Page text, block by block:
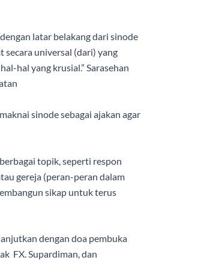
latar belakang dari sinode
secara universal (dari) yang
hal yang krusial.” Sarasehan
sinode sebagai ajakan agar
topik, seperti respon
gereja (peran-peran dalam
sikap untuk terus
dengan doa pembuka
FX. Supardiman, dan